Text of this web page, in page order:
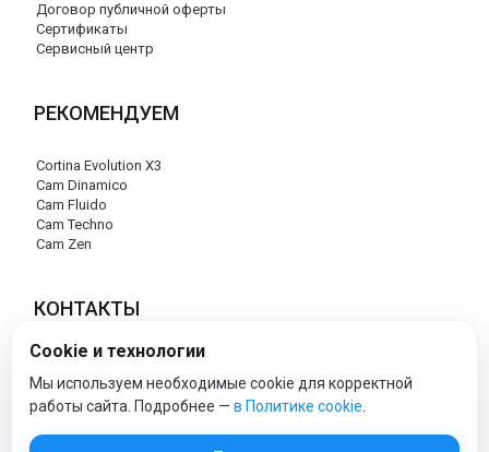
Договор публичной оферты
Сертификаты
Сервисный центр
РЕКОМЕНДУЕМ
Cortina Evolution X3
Cam Dinamico
Cam Fluido
Cam Techno
Cam Zen
КОНТАКТЫ
+7 (495) 120-29-85
info@cam-official-store.ru
Cookie и технологии
Мы используем необходимые cookie для корректной
работы сайта. Подробнее — в Политике cookie